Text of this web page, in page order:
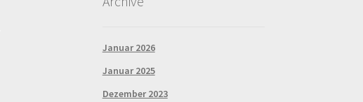
Januar 2026
Januar 2025
Dezember 2023